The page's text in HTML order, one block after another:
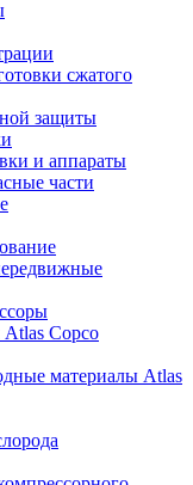
сжатого
защиты
и аппараты
части
Atlas Copco
материалы Atlas